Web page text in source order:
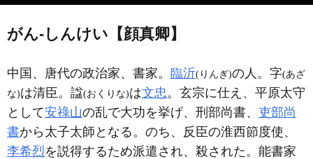
がん‐しんけい【顔真卿】
中国、唐代の政治家、書家。 臨沂(りんぎ)の人。字(あざ
な)は清臣。諡(おくりな)は文忠。玄宗に仕え、平原太守
として安祿山の乱で大功を挙げ、刑部尚書、 吏部尚
書から太子太師となる。のち、反臣の淮西節度使、
李希烈を説得するため派遣され、殺された。能書家